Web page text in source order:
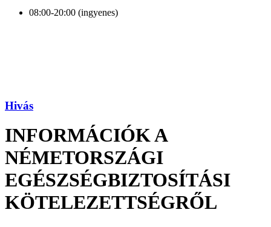
08:00-20:00 (ingyenes)
Hivás
INFORMÁCIÓK A
NÉMETORSZÁGI
EGÉSZSÉGBIZTOSÍTÁSI
KÖTELEZETTSÉGRŐL